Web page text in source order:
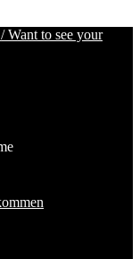
Want to see your